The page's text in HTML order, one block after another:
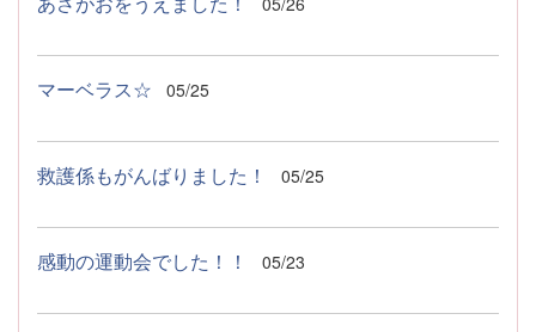
マーベラス☆ 05/25
救護係もがんばりました！ 05/25
感動の運動会でした！！ 05/23